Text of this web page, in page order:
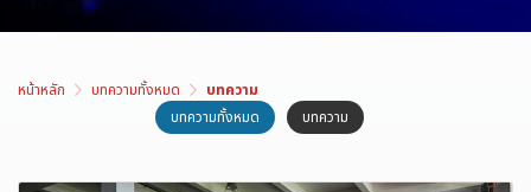
หน้าหลัก บทความทั้งหมด
บทความ
บทความทั้งหมด
บทความ